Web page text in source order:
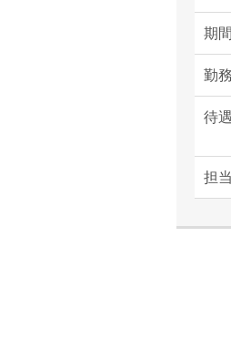
期間
勤
待遇
担当